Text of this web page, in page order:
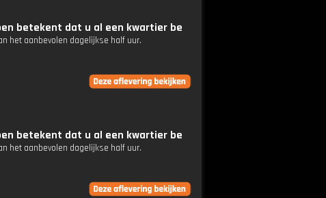
betekent dat u al een kwartier be
het aanbevolen dagelijkse half uur.
betekent dat u al een kwartier be
het aanbevolen dagelijkse half uur.